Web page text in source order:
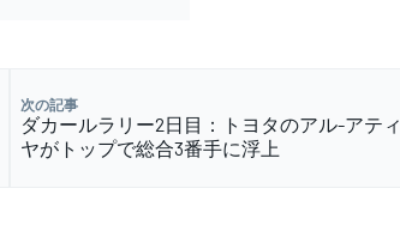
次の記事
ダカールラリー2日目：トヨタのアル-アティ
ヤがトップで総合3番手に浮上